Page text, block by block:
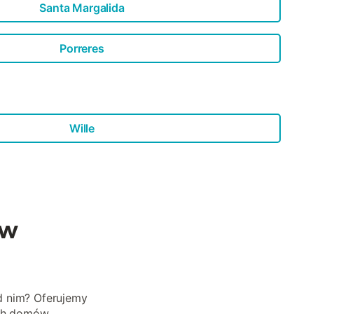
Santa Margalida
Porreres
Wille
Oferujemy